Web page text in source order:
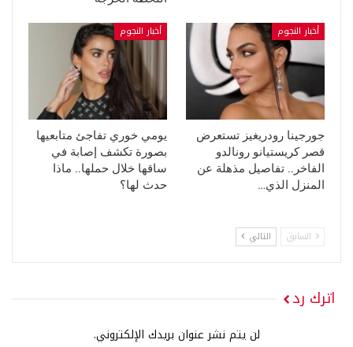
أخبار النجوم
جورجينا رودريغيز تستعرض
قصر كريستيانو رونالدو
الفاخر.. تفاصيل مذهلة عن
المنزل الذي…
أخبار النجوم
يومي خوري تفاجئ متابعيها
بصورة تكشف إصابة في
ساقها خلال حملها.. ماذا
حدث لها؟
السابق التالي
اترك رد
لن يتم نشر عنوان بريدك الإلكتروني.